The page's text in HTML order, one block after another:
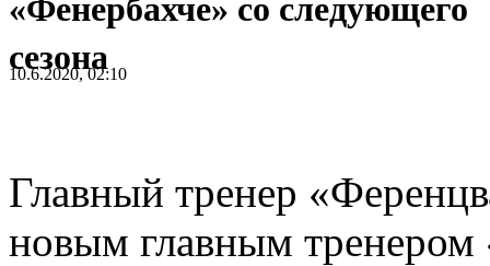
«Фенербахче» со следующего
сезона
10.6.2020, 02:10
Главный тренер
новым главным тренером